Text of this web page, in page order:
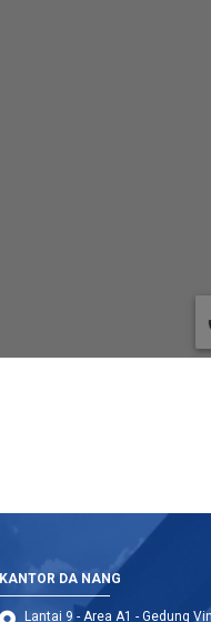
KANTOR DA NANG
Lantai 9 - Area A1 - Gedung